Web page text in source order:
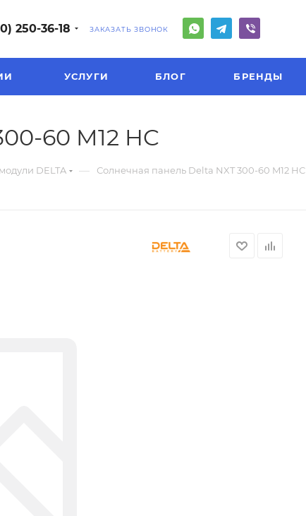
250-36-18 ЗАКАЗАТЬ ЗВОНОК
УСЛУГИ БЛОГ БРЕНДЫ
60 M12 HC
DELTA — Солнечная панель Delta NXT 300-60 M12 HC